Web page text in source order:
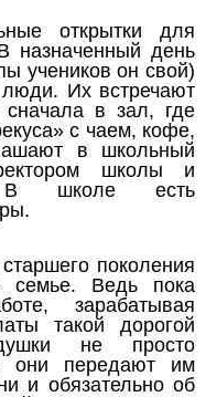
открытки для
назначенный день
учеников он свой)
Их встречают
в зал, где
с чаем, кофе,
в школьный
школы и
В школе есть
поколения
семье. Ведь пока
зарабатывая
такой дорогой
не просто
они передают им
и обязательно об